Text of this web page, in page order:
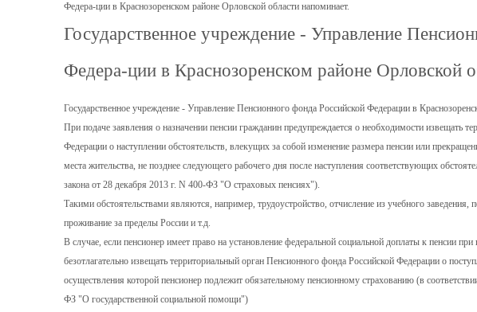
Федера-ции в Краснозоренском районе Орловской области напоминает.
Государственное учреждение - Управление
Федера-ции в Краснозоренском районе Орловской
Государственное учреждение - Управление Пенсионного фонда Российской Федерации в
При подаче заявления о назначении пенсии гражданин предупреждается о необходимости извещать
Федерации о наступлении обстоятельств, влекущих за собой изменение размера пенсии или
места жительства, не позднее следующего рабочего дня после наступления соответствующих
закона от 28 декабря 2013 г. N 400-ФЗ "О страховых пенсиях").
Такими обстоятельствами являются, например, трудоустройство, отчисление из учебного
проживание за пределы России и т.д.
В случае, если пенсионер имеет право на установление федеральной социальной доплаты к пенсии
безотлагательно извещать территориальный орган Пенсионного фонда Российской Федерации о
осуществления которой пенсионер подлежит обязательному пенсионному страхованию (в
ФЗ "О государственной социальной помощи")